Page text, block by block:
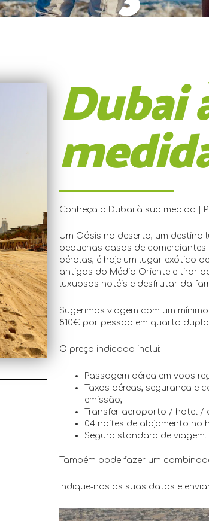
Dubai
Conheça o Dubai à sua medida |
Um Oásis no deserto, um
pequenas casas de comerciantes
pérolas, é hoje um lugar exótico
antigas do Médio Oriente e tirar
luxuosos hotéis e desfrutar da
Sugerimos viagem com um
810€ por pessoa em quarto duplo.
O preço indicado inclui:
Passagem aérea em voos
Taxas aéreas, segurança
emissão;
Transfer aeroporto / hotel /
04 noites de alojamento no
Seguro standard de viagem.
Também pode fazer um
Indique-nos as suas datas e